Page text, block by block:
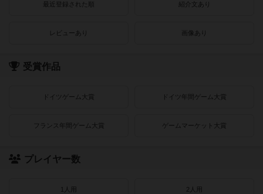
最近登録された順 紹介文あり
レビューあり 画像あり
受賞作品
ドイツゲーム大賞 ドイツ年間ゲーム大賞
フランス年間ゲーム大賞 ゲームマーケット大賞
プレイヤー数
1人用 2人用